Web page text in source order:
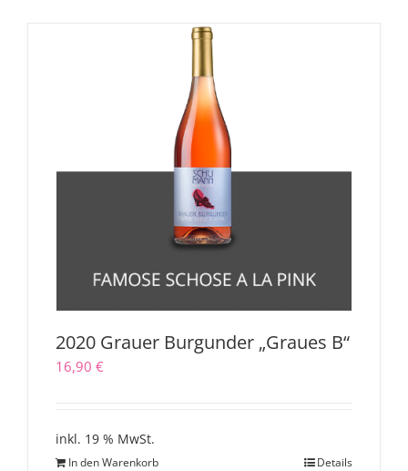
2020 Grauer Burgunder „Graues B“
16,90 €
inkl. 19 % MwSt.
In den Warenkorb Details